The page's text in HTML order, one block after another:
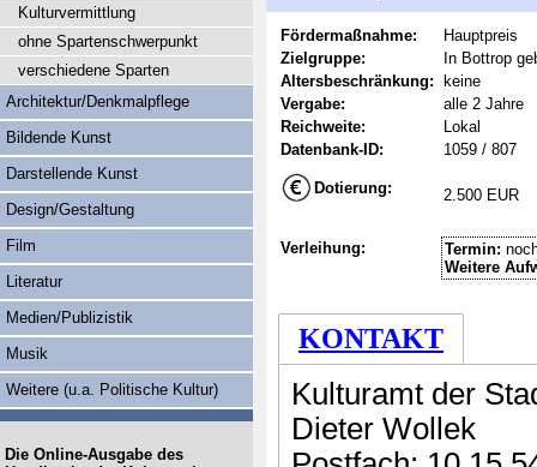
Fördermaßnahme:
Hauptpreis
Zielgruppe:
In Bottrop
Altersbeschränkung:
keine
Vergabe:
alle 2 Jahre
Reichweite:
Lokal
Datenbank-ID:
1059 / 807
Dotierung: 2.500 EUR
Verleihung: Termin:
Weitere
KONTAKT
Kulturamt der
Dieter Wollek
Kulturvermittlung
ohne Spartenschwerpunkt
verschiedene Sparten
Architektur/Denkmalpflege
Bildende Kunst
Darstellende Kunst
Design/Gestaltung
Film
Literatur
Medien/Publizistik
Musik
Weitere (u.a. Politische Kultur)
Die Online-Ausgabe des